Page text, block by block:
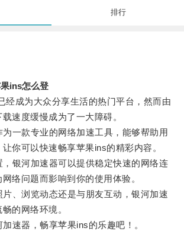
排行
ins怎么登
成为大众分享生活的热门平台，然而由
速度缓慢成为了一大障碍。
款专业的网络加速工具，能够帮助用
你可以快速畅享苹果ins的精彩内容。
河加速器可以提供稳定快速的网络连
络问题而影响到你的使用体验。
浏览动态还是与朋友互动，银河加速
的网络环境。
器，畅享苹果ins的乐趣吧！。